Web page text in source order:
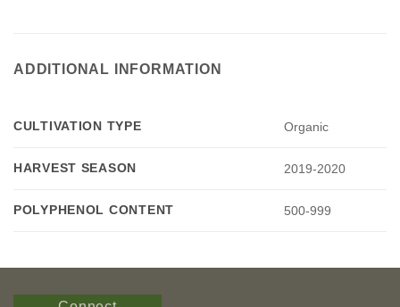
ADDITIONAL INFORMATION
CULTIVATION TYPE Organic
HARVEST SEASON 2019-2020
POLYPHENOL CONTENT 500-999